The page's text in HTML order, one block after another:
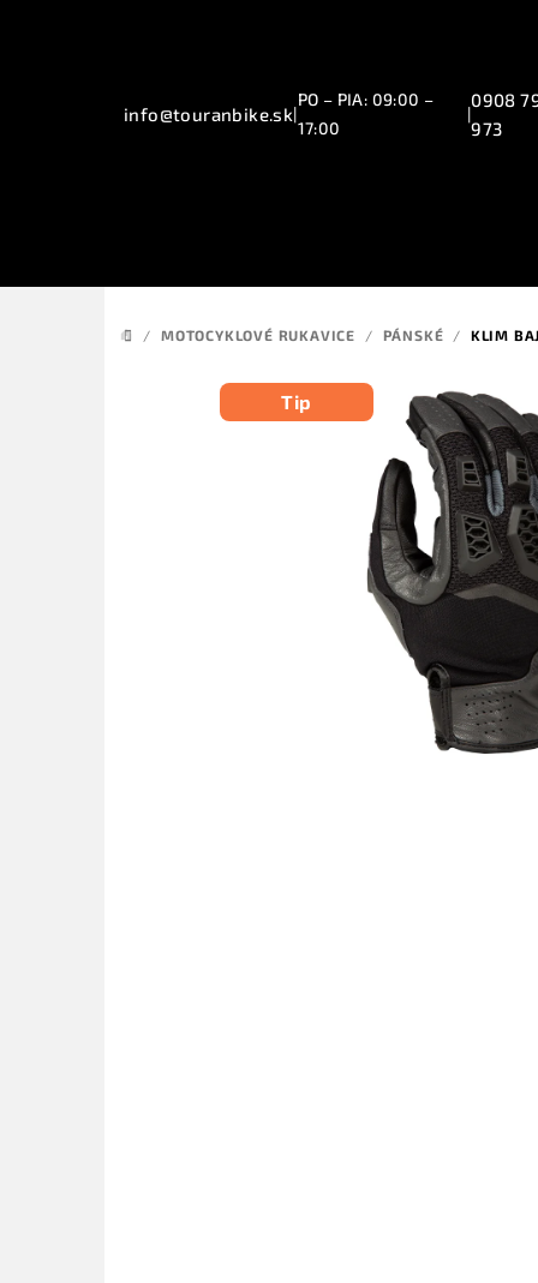
info@touranbike.sk|
PO – PIA: 09:00 –
17:00
|
0908
973
DOMŮ
/ MOTOCYKLOVÉ RUKAVICE / PÁNSKÉ / KLIM
Tip